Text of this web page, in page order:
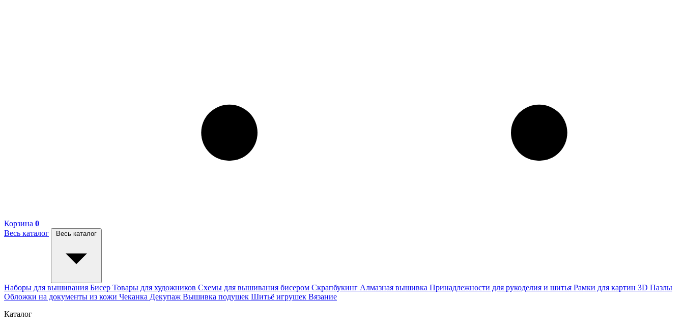
Корзина 0
Весь каталог
Весь каталог
Наборы для вышивания Бисер Товары для художников Схемы для вышивания бисером Скрапбукинг Алмазная вышивка Принадлежности для рукоделия и шитья Рамки для картин 3D Пазлы
Обложки на документы из кожи Чеканка Декупаж Вышивка подушек Шитьё игрушек Вязание
Каталог